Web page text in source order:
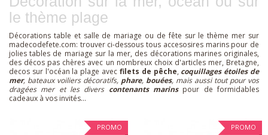
le thème plage
Décorations table et salle de mariage ou de fête sur le thème mer sur
madecodefete.com: trouver ci-dessous tous accesosires marins pour de
jolies tables de mariage sur la mer, des décorations marines originales,
des décos pas chères avec un nombreux choix d'articles mer, Bretagne,
decos sur l'océan la plage avec filets de pêche, coquillages étoiles de
mer, bateaux voiliers décoratifs, phare, bouées, mais aussi tout pour vos
dragées mer et les divers contenants marinspour de formidables
cadeaux à vos invités...
PROMO PROMO